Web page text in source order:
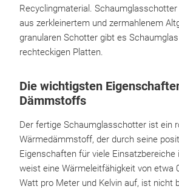
Recyclingmaterial.
aus zerkleinertem und zermahlenem
granularen Schotter gibt es
rechteckigen Platten.
Die wichtigsten
Dämmstoffs
Der fertige Schaumglasschotter ist ein
Wärmedämmstoff, der durch seine
Eigenschaften für viele
weist eine Wärmeleitfähigkeit von etwa
Watt pro Meter und Kelvin auf, ist nicht